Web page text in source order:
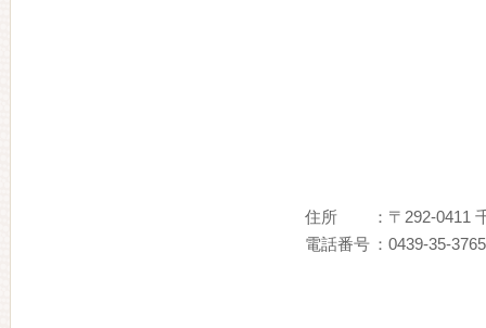
住所
：〒292-0411
電話番号 ：0439-35-3765